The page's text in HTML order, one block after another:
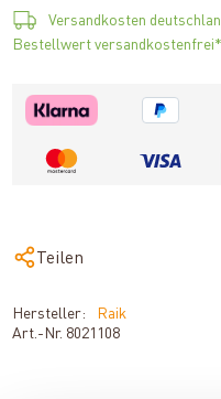
Versandkosten
Bestellwert versandkostenfrei*
Teilen
Hersteller:
Raik
Art.-Nr. 8021108